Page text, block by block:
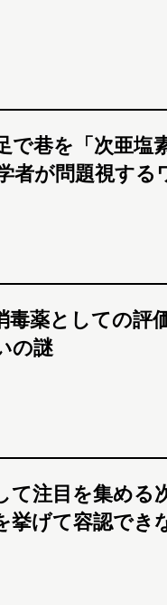
で巷を「次亜塩
者が問題視する
毒薬としての評
の謎
て注目を集める
挙げて容認でき